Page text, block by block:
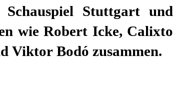
Schauspiel Stuttgart und
wie Robert Icke, Calixto
Viktor Bodó zusammen.